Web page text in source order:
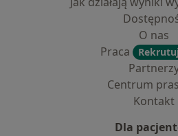
O nas
Praca
Centrum
Kontakt
Dla